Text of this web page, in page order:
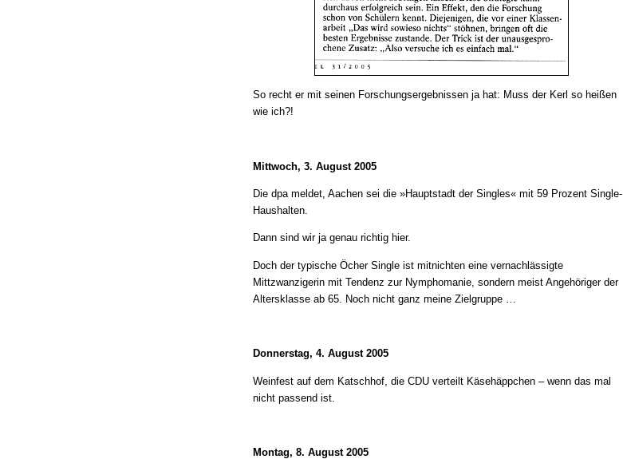
So recht er mit seinen Forschungsergebnissen ja hat: Muss der Kerl so heißen
wie ich?!
Mittwoch, 3. August 2005
Die dpa meldet, Aachen sei die »Hauptstadt der Singles« mit 59 Prozent Single-
Haushalten.
Dann sind wir ja genau richtig hier.
Doch der typische Öcher Single ist mitnichten eine vernachlässigte
Mittzwanzigerin mit Tendenz zur Nymphomanie, sondern meist Angehöriger der
Altersklasse ab 65. Noch nicht ganz meine Zielgruppe …
Donnerstag, 4. August 2005
Weinfest auf dem Katschhof, die CDU verteilt Käsehäppchen – wenn das mal
nicht passend ist.
Montag, 8. August 2005